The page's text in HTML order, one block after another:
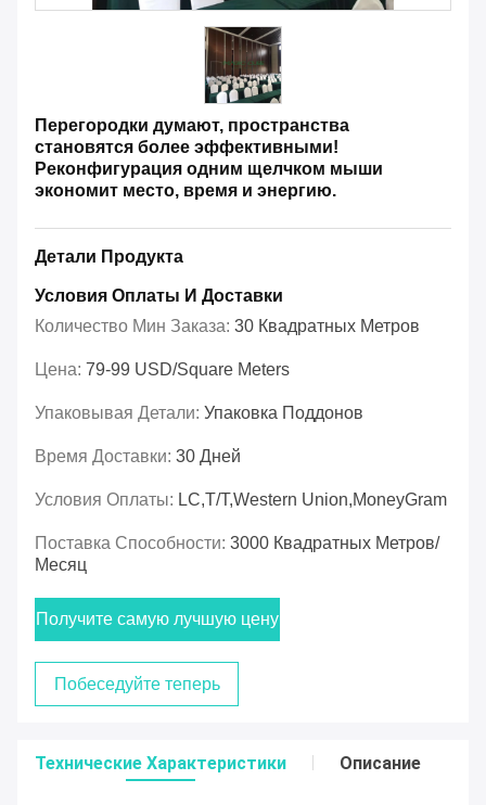
Перегородки думают, пространства
становятся более эффективными!
Реконфигурация одним щелчком мыши
экономит место, время и энергию.
Детали Продукта
Условия Оплаты И Доставки
Количество Мин Заказа: 30 Квадратных Метров
Цена: 79-99 USD/Square Meters
Упаковывая Детали: Упаковка Поддонов
Время Доставки: 30 Дней
Условия Оплаты: LC,T/T,Western Union,MoneyGram
Поставка Способности: 3000 Квадратных Метров/
Месяц
Получите самую лучшую цену
Побеседуйте теперь
Технические Характеристики Описание